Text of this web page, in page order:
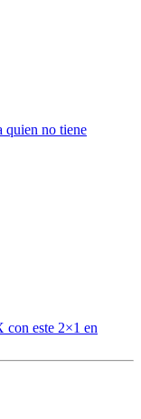
quien no tiene
con este 2×1 en